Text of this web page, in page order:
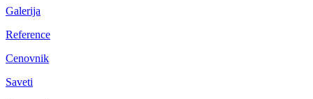
Galerija
Reference
Cenovnik
Saveti